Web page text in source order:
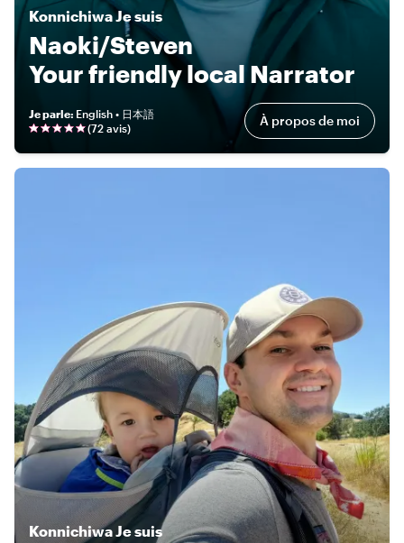
KonnichiwaJe suis
Naoki/Steven
Your friendly local Narrator
Je parle: English • 日本語
(72 avis) À propos de moi
KonnichiwaJe suis